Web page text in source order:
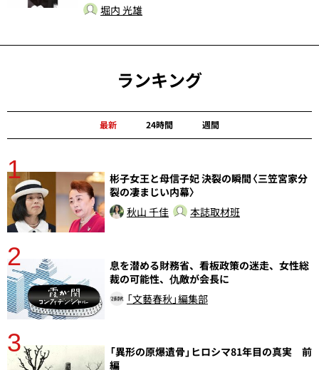
堀内 光雄
ランキング
最新 24時間 週間
1
彬子女王と母信子妃 決裂の瞬間〈三笠宮家分
裂の凄まじい内幕〉
秋山 千佳
本誌取材班
2
息を潜める財務省、看板政策の迷走、女性総
裁の可能性、仇敵が会長に
「文藝春秋」編集部
3
「異形の原爆遺骨」ヒロシマ81年目の真実 前
編